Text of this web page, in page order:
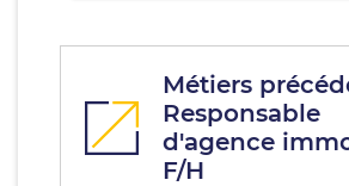
Métiers
Responsable
d'agence
F/H